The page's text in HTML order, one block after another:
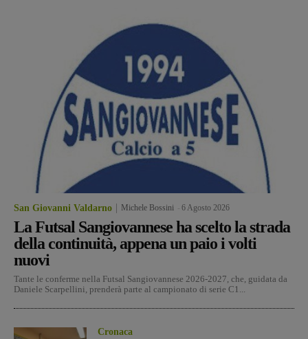
San Giovanni Valdarno Michele Bossini 6 Agosto 2026
La Futsal Sangiovannese ha scelto la strada
della continuità, appena un paio i volti
nuovi
Tante le conferme nella Futsal Sangiovannese 2026-2027, che, guidata da
Daniele Scarpellini, prenderà parte al campionato di serie C1...
Cronaca